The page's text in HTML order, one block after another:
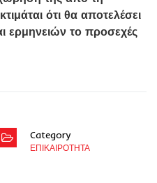
ότι θα αποτελέσει
ερμηνειών το προσεχές
Category
ΕΠΙΚΑΙΡΟΤΗΤΑ